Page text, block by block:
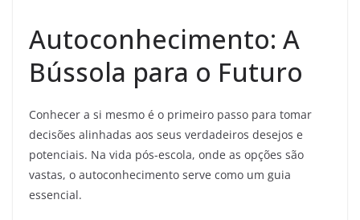
Autoconhecimento: A
Bússola para o Futuro
Conhecer a si mesmo é o primeiro passo para tomar
decisões alinhadas aos seus verdadeiros desejos e
potenciais. Na vida pós-escola, onde as opções são
vastas, o autoconhecimento serve como um guia
essencial.